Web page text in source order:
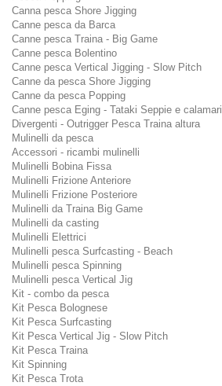
Canna pesca Shore Jigging
Canne pesca da Barca
Canne pesca Traina - Big Game
Canne pesca Bolentino
Canne pesca Vertical Jigging - Slow Pitch
Canne da pesca Shore Jigging
Canne da pesca Popping
Canne pesca Eging - Tataki Seppie e calamari
Divergenti - Outrigger Pesca Traina altura
Mulinelli da pesca
Accessori - ricambi mulinelli
Mulinelli Bobina Fissa
Mulinelli Frizione Anteriore
Mulinelli Frizione Posteriore
Mulinelli da Traina Big Game
Mulinelli da casting
Mulinelli Elettrici
Mulinelli pesca Surfcasting - Beach
Mulinelli pesca Spinning
Mulinelli pesca Vertical Jig
Kit - combo da pesca
Kit Pesca Bolognese
Kit Pesca Surfcasting
Kit Pesca Vertical Jig - Slow Pitch
Kit Pesca Traina
Kit Spinning
Kit Pesca Trota